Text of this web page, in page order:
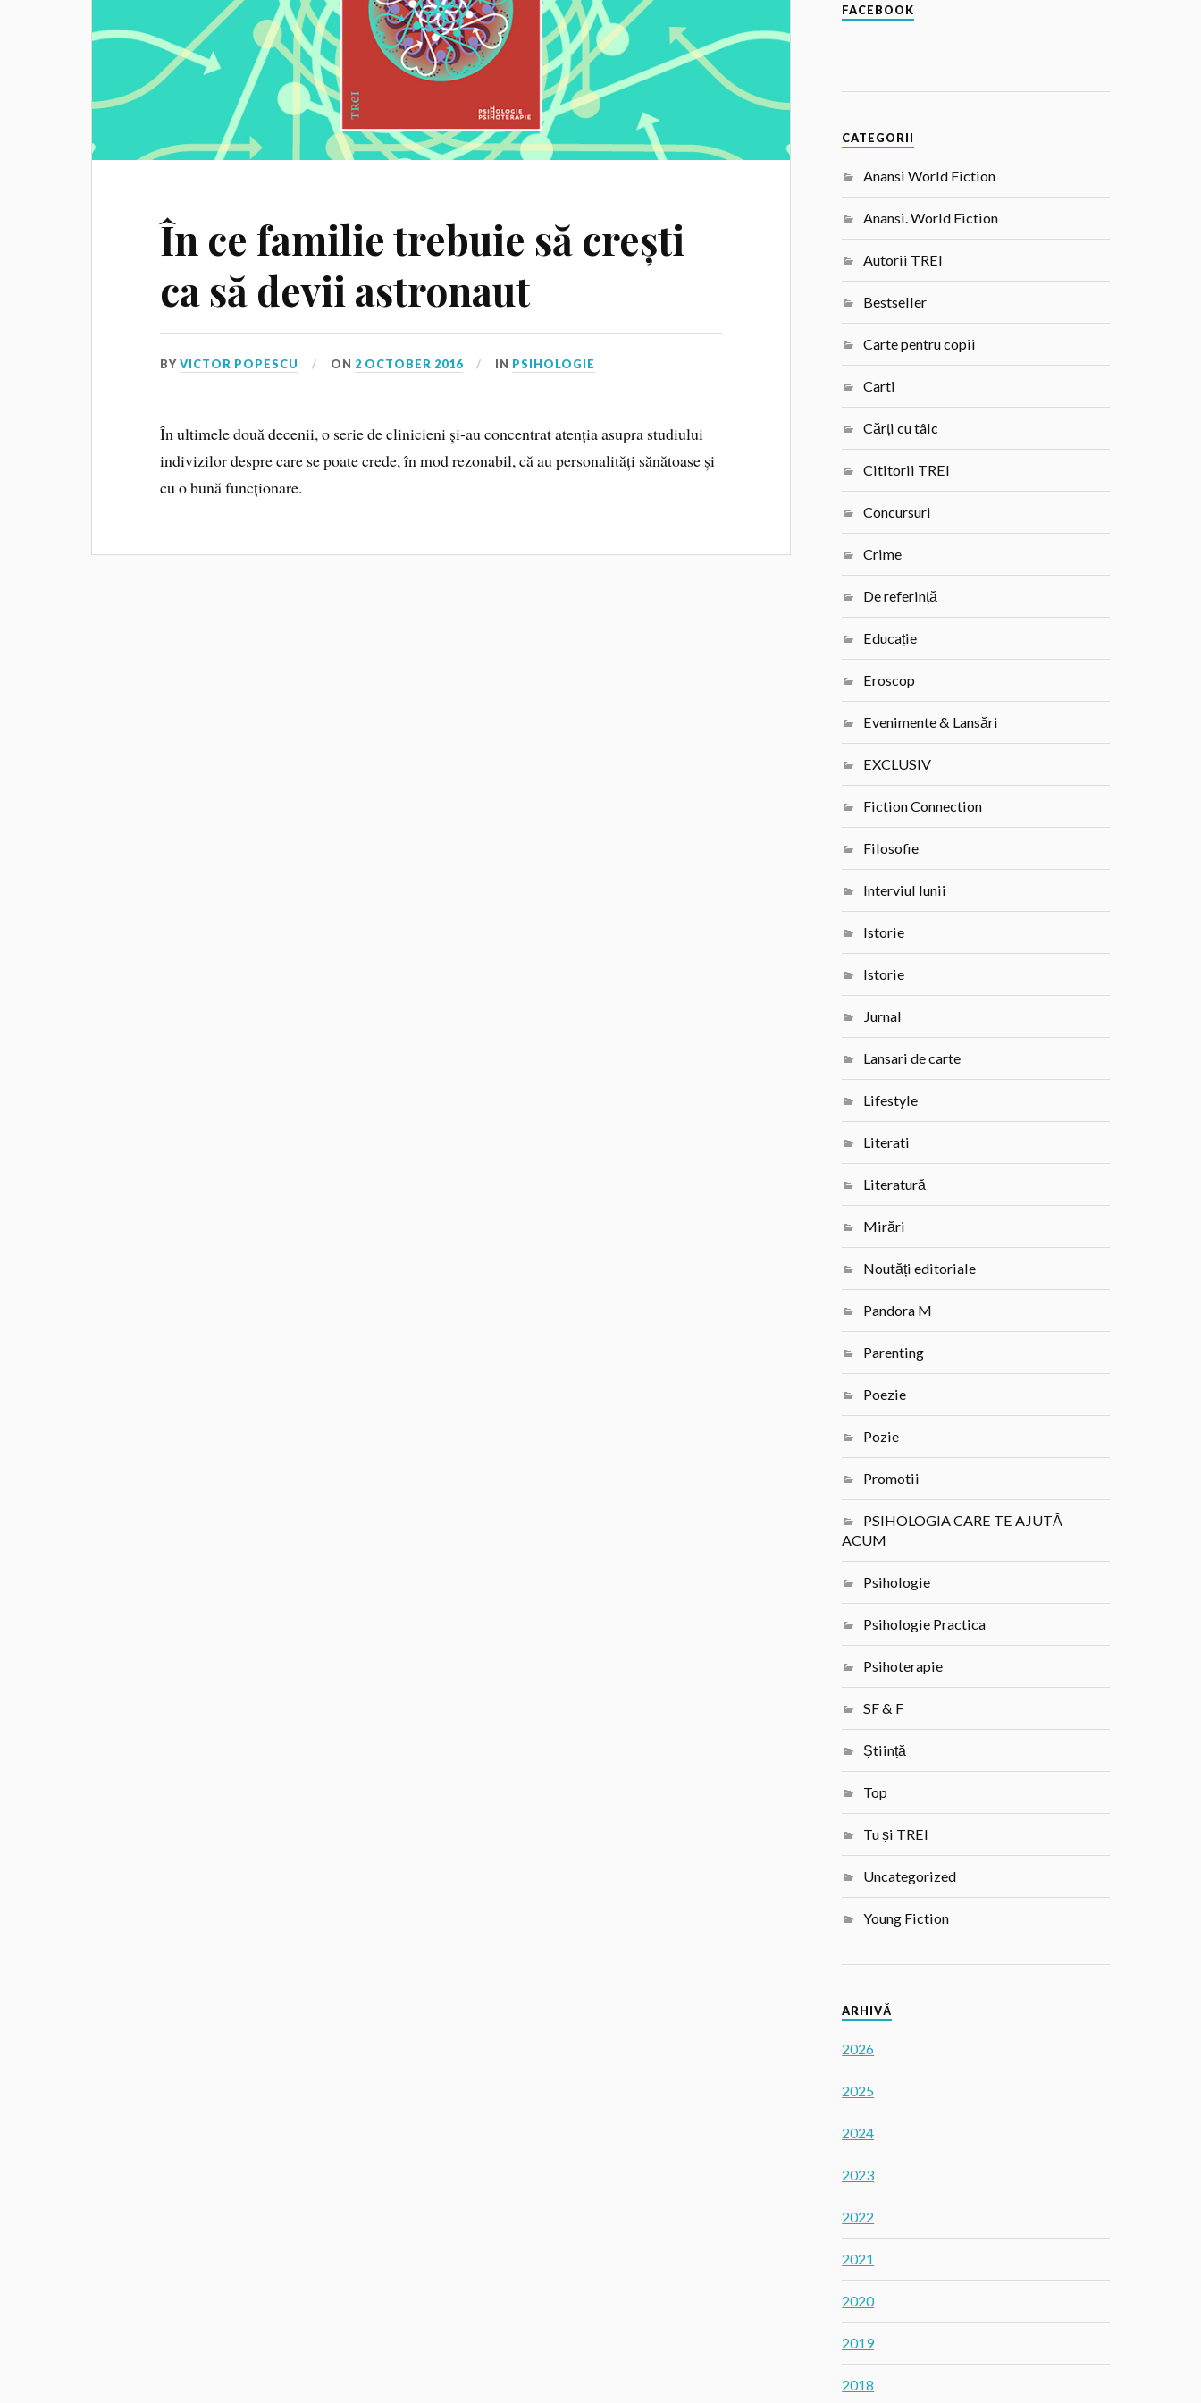
În ce familie trebuie să crești
ca să devii astronaut
BYVICTOR POPESCU ON 2 OCTOBER 2016 IN PSIHOLOGIE
În ultimele două decenii, o serie de clinicieni și-au concentrat atenția asupra studiului
indivizilor despre care se poate crede, în mod rezonabil, că au personalități sănătoase și
cu o bună funcționare.
FACEBOOK
CATEGORII
Anansi World Fiction
Anansi. World Fiction
Autorii TREI
Bestseller
Carte pentru copii
Carti
Cărți cu tâlc
Cititorii TREI
Concursuri
Crime
De referință
Educație
Eroscop
Evenimente & Lansări
EXCLUSIV
Fiction Connection
Filosofie
Interviul lunii
Istorie
Istorie
Jurnal
Lansari de carte
Lifestyle
Literati
Literatură
Mirări
Noutăți editoriale
Pandora M
Parenting
Poezie
Pozie
Promotii
PSIHOLOGIA CARE TE AJUTĂ
ACUM
Psihologie
Psihologie Practica
Psihoterapie
SF & F
Știință
Top
Tu și TREI
Uncategorized
Young Fiction
ARHIVĂ
2026
2025
2024
2023
2022
2021
2020
2019
2018